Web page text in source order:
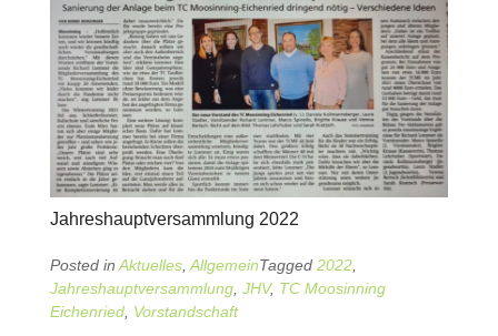
Jahreshauptversammlung 2022
Posted in Aktuelles, AllgemeinTagged 2022,
Jahreshauptversammlung, JHV, TC Moosinning
Eichenried, Vorstandschaft